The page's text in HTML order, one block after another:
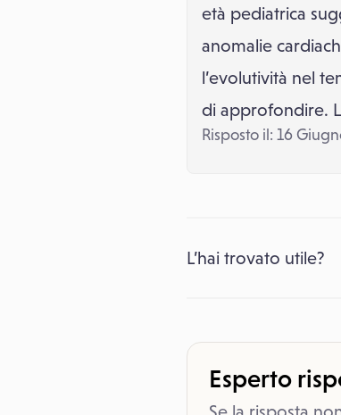
età pediatrica
anomalie
l’evolutività nel
di approfondire.
Risposto il: 16
L’hai trovato utile?
Esperto